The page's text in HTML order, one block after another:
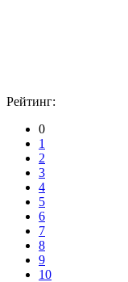
Рейтинг:
0
1
2
3
4
5
6
7
8
9
10